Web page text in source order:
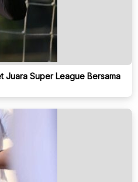
Juara Super League Bersama